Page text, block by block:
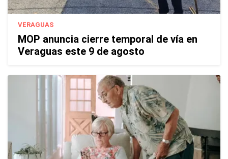
VERAGUAS
MOP anuncia cierre temporal de vía en
Veraguas este 9 de agosto